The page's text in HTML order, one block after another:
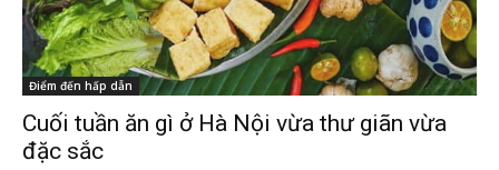
Điểm đến hấp dẫn
Cuối tuần ăn gì ở Hà Nội vừa thư giãn vừa
đặc sắc